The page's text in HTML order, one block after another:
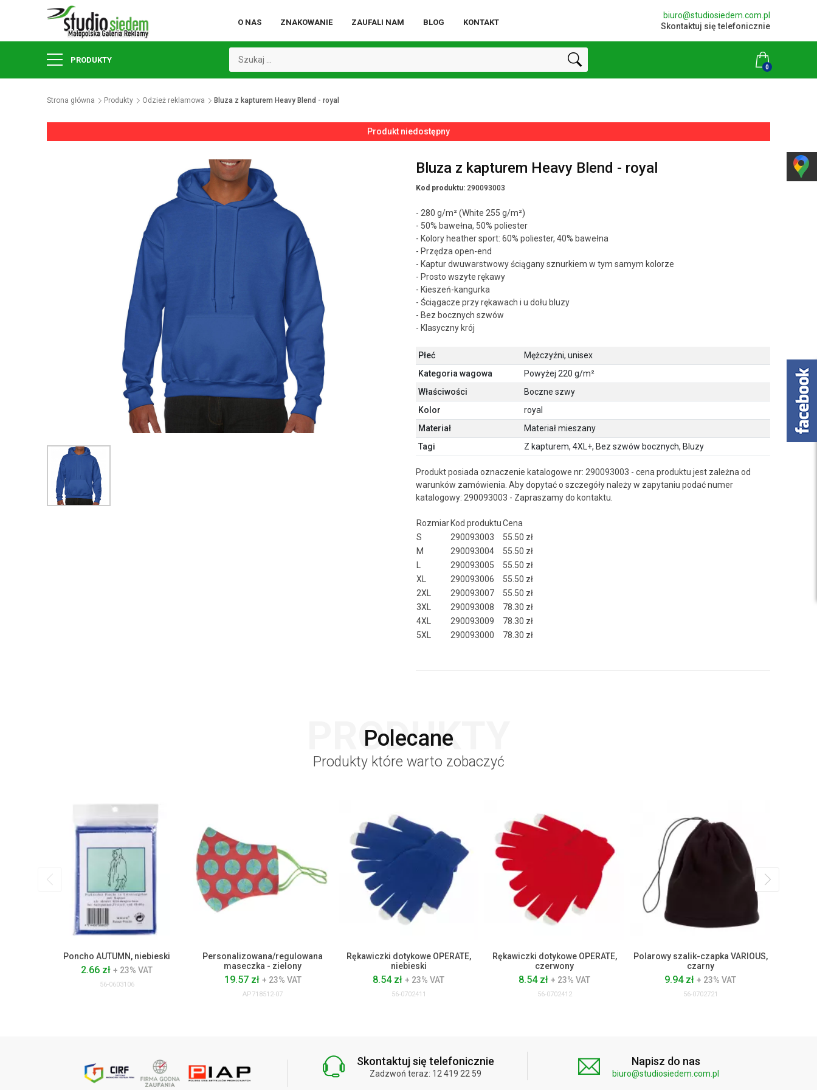
O NAS ZNAKOWANIE ZAUFALI NAM BLOG KONTAKT
biuro@studiosiedem.com.pl
Skontaktuj się telefonicznie
PRODUKTY
0
Strona główna Produkty Odzież reklamowa Bluza z kapturem Heavy Blend - royal
Produkt niedostępny
Bluza z kapturem Heavy Blend - royal
Kod produktu: 290093003
- 280 g/m² (White 255 g/m²)
- 50% bawełna, 50% poliester
- Kolory heather sport: 60% poliester, 40% bawełna
- Przędza open-end
- Kaptur dwuwarstwowy ściągany sznurkiem w tym samym kolorze
- Prosto wszyte rękawy
- Kieszeń-kangurka
- Ściągacze przy rękawach i u dołu bluzy
- Bez bocznych szwów
- Klasyczny krój
Płeć
Mężczyźni, unisex
Kategoria wagowa
Powyżej 220 g/m²
Właściwości
Boczne szwy
Kolor
royal
Materiał
Materiał mieszany
Tagi
Z kapturem, 4XL+, Bez szwów bocznych, Bluzy
Produkt posiada oznaczenie katalogowe nr: 290093003 - cena produktu jest zależna od
warunków zamówienia. Aby dopytać o szczegóły należy w zapytaniu podać numer
katalogowy: 290093003 - Zapraszamy do kontaktu.
Rozmiar Kod produktuCena
S
290093003
55.50 zł
M
290093004
55.50 zł
290093005
55.50 zł
XL
290093006
55.50 zł
2XL
290093007
55.50 zł
3XL
290093008
78.30 zł
4XL
290093009
78.30 zł
5XL
290093000 78.30 zł
Polecane
PRODUKTY
Produkty które warto zobaczyć
Poncho AUTUMN, niebieski
2.66 zł + 23% VAT
56-0603106
Personalizowana/regulowana
maseczka - zielony
19.57 zł + 23% VAT
AP718512-07
Rękawiczki dotykowe OPERATE,
niebieski
8.54 zł + 23% VAT
56-0702411
Rękawiczki dotykowe OPERATE,
czerwony
8.54 zł + 23% VAT
56-0702412
Polarowy szalik-czapka VARIOUS,
czarny
9.94 zł + 23% VAT
56-0702721
Skontaktuj się telefonicznie
Zadzwoń teraz: 12 419 22 59
Napisz do nas
biuro@studiosiedem.com.pl